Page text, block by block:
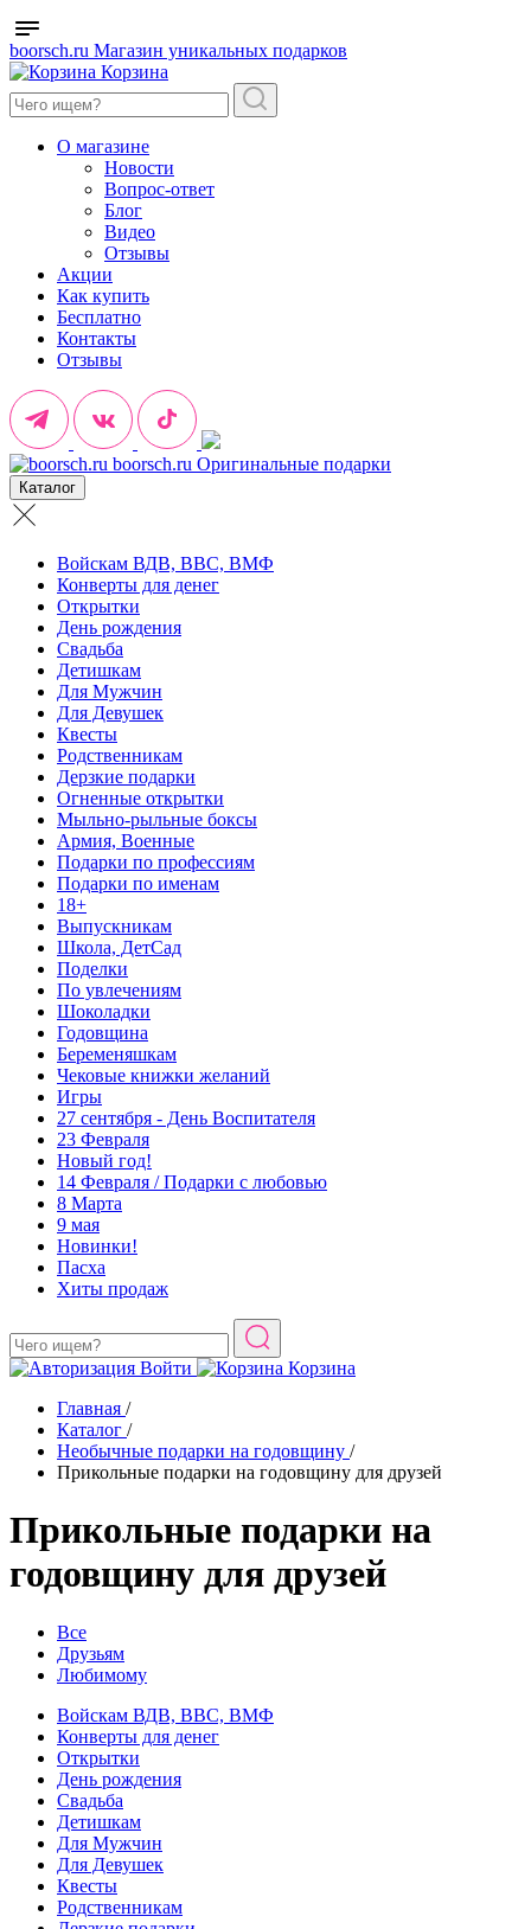
boorsch.ru Магазин уникальных подарков
Корзина
О магазине
Новости
Вопрос-ответ
Блог
Видео
Отзывы
Акции
Как купить
Бесплатно
Контакты
Отзывы
boorsch.ru Оригинальные подарки
Каталог
Войскам ВДВ, ВВС, ВМФ
Конверты для денег
Открытки
День рождения
Свадьба
Детишкам
Для Мужчин
Для Девушек
Квесты
Родственникам
Дерзкие подарки
Огненные открытки
Мыльно-рыльные боксы
Армия, Военные
Подарки по профессиям
Подарки по именам
18+
Выпускникам
Школа, ДетСад
Поделки
По увлечениям
Шоколадки
Годовщина
Беременяшкам
Чековые книжки желаний
Игры
27 сентября - День Воспитателя
23 Февраля
Новый год!
14 Февраля / Подарки с любовью
8 Марта
9 мая
Новинки!
Пасха
Хиты продаж
Войти
Корзина
Главная /
Каталог /
Необычные подарки на годовщину /
Прикольные подарки на годовщину для друзей
Прикольные подарки на
годовщину для друзей
Все
Друзьям
Любимому
Войскам ВДВ, ВВС, ВМФ
Конверты для денег
Открытки
День рождения
Свадьба
Детишкам
Для Мужчин
Для Девушек
Квесты
Родственникам